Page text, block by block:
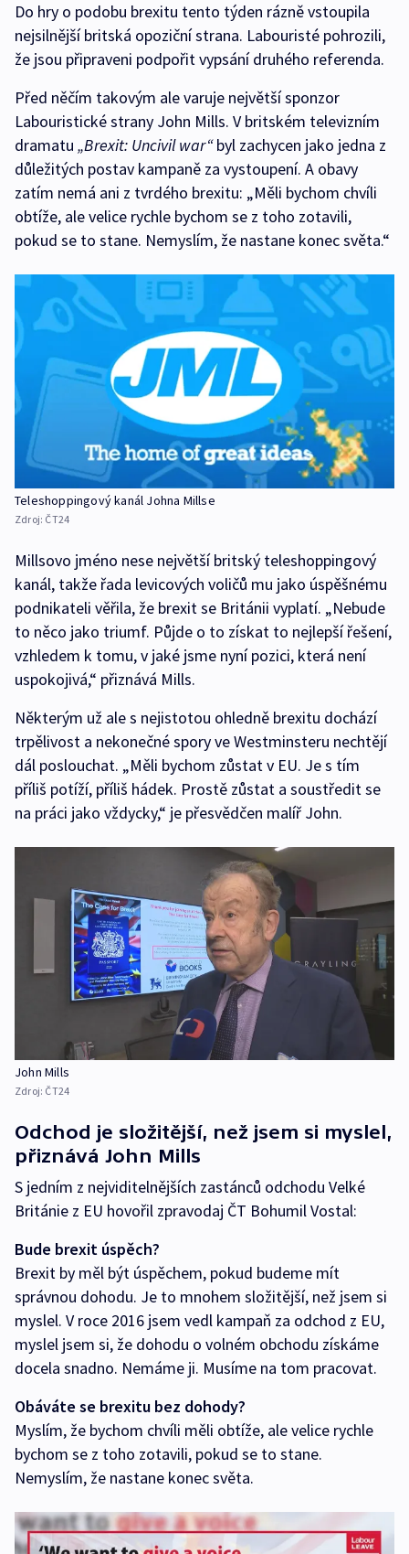
Do hry o podobu brexitu tento týden rázně vstoupila
nejsilnější britská opoziční strana. Labouristé pohrozili,
že jsou připraveni podpořit vypsání druhého referenda.
Před něčím takovým ale varuje největší sponzor
Labouristické strany John Mills. V britském televizním
dramatu „Brexit: Uncivil war“byl zachycen jako jedna z
důležitých postav kampaně za vystoupení. A obavy
zatím nemá ani z tvrdého brexitu: „Měli bychom chvíli
obtíže, ale velice rychle bychom se z toho zotavili,
pokud se to stane. Nemyslím, že nastane konec světa.“
Teleshoppingový kanál Johna Millse
Zdroj: ČT24
Millsovo jméno nese největší britský teleshoppingový
kanál, takže řada levicových voličů mu jako úspěšnému
podnikateli věřila, že brexit se Británii vyplatí. „Nebude
to něco jako triumf. Půjde o to získat to nejlepší řešení,
vzhledem k tomu, v jaké jsme nyní pozici, která není
uspokojivá,“ přiznává Mills.
Některým už ale s nejistotou ohledně brexitu dochází
trpělivost a nekonečné spory ve Westminsteru nechtějí
dál poslouchat. „Měli bychom zůstat v EU. Je s tím
příliš potíží, příliš hádek. Prostě zůstat a soustředit se
na práci jako vždycky,“ je přesvědčen malíř John.
John Mills
Zdroj: ČT24
Odchod je složitější, než jsem si myslel,
přiznává John Mills
S jedním z nejviditelnějších zastánců odchodu Velké
Británie z EU hovořil zpravodaj ČT Bohumil Vostal:
Bude brexit úspěch?
Brexit by měl být úspěchem, pokud budeme mít
správnou dohodu. Je to mnohem složitější, než jsem si
myslel. V roce 2016 jsem vedl kampaň za odchod z EU,
myslel jsem si, že dohodu o volném obchodu získáme
docela snadno. Nemáme ji. Musíme na tom pracovat.
Obáváte se brexitu bez dohody?
Myslím, že bychom chvíli měli obtíže, ale velice rychle
bychom se z toho zotavili, pokud se to stane.
Nemyslím, že nastane konec světa.